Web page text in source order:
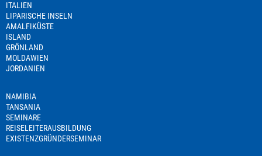
ITALIEN
LIPARISCHE INSELN
AMALFIKÜSTE
ISLAND
GRÖNLAND
MOLDAWIEN
JORDANIEN
NAMIBIA
TANSANIA
SEMINARE
REISELEITERAUSBILDUNG
EXISTENZGRÜNDERSEMINAR